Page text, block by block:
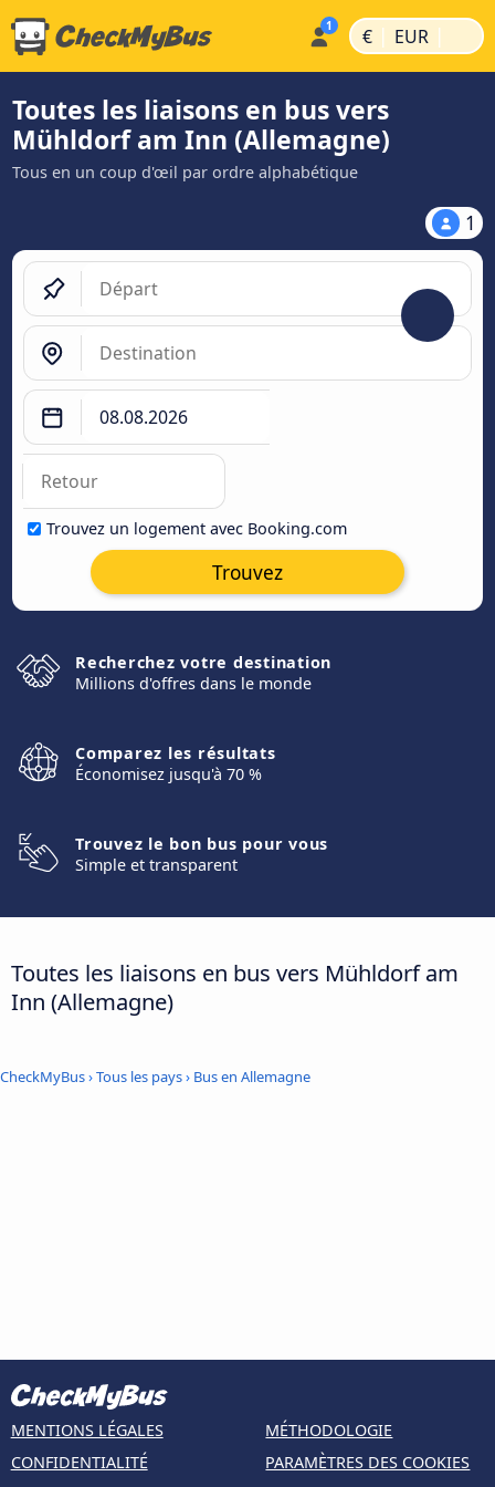
€ | EUR |
Toutes les liaisons en bus vers
Mühldorf am Inn (Allemagne)
Tous en un coup d'œil par ordre alphabétique
1
Trouvez un logement avec Booking.com
Trouvez
Recherchez votre destination
Millions d'offres dans le monde
Comparez les résultats
Économisez jusqu'à 70 %
Trouvez le bon bus pour vous
Simple et transparent
Toutes les liaisons en bus vers Mühldorf am
Inn (Allemagne)
CheckMyBus›Tous les pays› Bus en Allemagne
MENTIONS LÉGALES
CONFIDENTIALITÉ
MÉTHODOLOGIE
PARAMÈTRES DES COOKIES